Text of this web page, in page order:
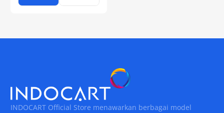
INDOCART Official Store menawarkan berbagai model